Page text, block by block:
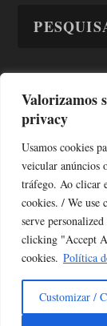
Valorizamos
privacy
Usamos cookies
veicular anúncios
tráfego. Ao clicar
cookies. / We use
serve
clicking "Accept
cookies. Política
Customizar /
TODAS OS
Copyright © Alô
Desenvolvido